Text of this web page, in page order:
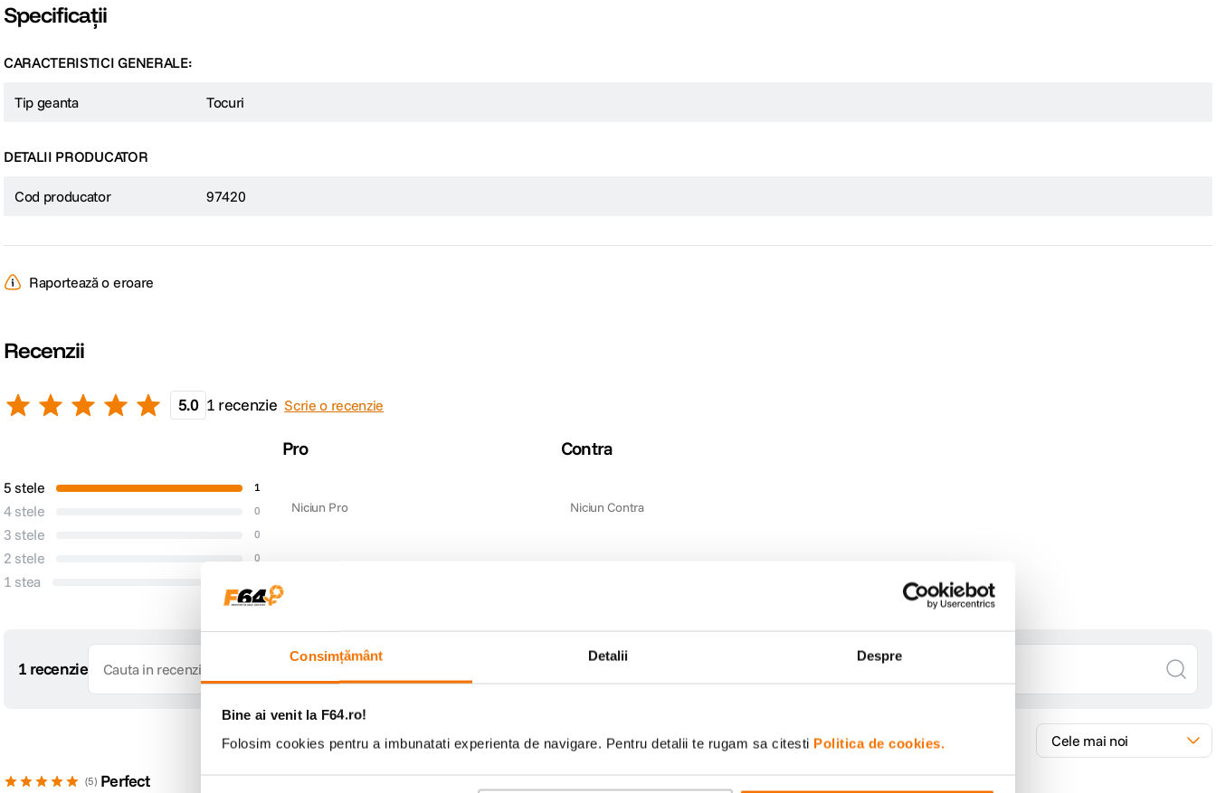
Consimțământ Detalii Despre
Bine ai venit la F64.ro!
Folosim cookies pentru a imbunatati experienta de navigare. Pentru detalii te rugam sa citesti Politica de cookies.
Specificații
CARACTERISTICI GENERALE:
Tip geanta Tocuri
DETALII PRODUCATOR
Cod producator 97420
Raportează o eroare
Recenzii
5.0 1 recenzie Scrie o recenzie
5 stele 1
4 stele 0
3 stele 0
2 stele 0
1 stea
Pro
Niciun Pro
Contra
Niciun Contra
1 recenzie
5 Perfect